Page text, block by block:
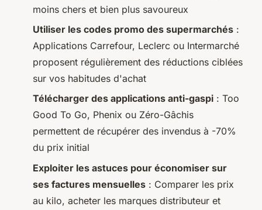
moins chers et bien plus savoureux
Utiliser les codes promo des supermarchés :
Applications Carrefour, Leclerc ou Intermarché
proposent régulièrement des réductions ciblées
sur vos habitudes d'achat
Télécharger des applications anti-gaspi : Too
Good To Go, Phenix ou Zéro-Gâchis
permettent de récupérer des invendus à -70%
du prix initial
Exploiter les astuces pour économiser sur
ses factures mensuelles : Comparer les prix
au kilo, acheter les marques distributeur et